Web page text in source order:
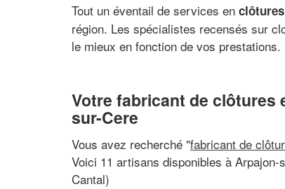
Tout un éventail de services en
région. Les spécialistes recensés sur
le mieux en fonction de vos prestations.
Votre fabricant de clôtures
sur-Cere
Vous avez recherché "fabricant de
Voici 11 artisans disponibles à Arpajon-
Cantal)